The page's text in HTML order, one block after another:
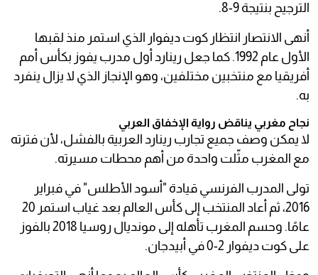
الترجيح بنتيجة 9-8.
أنهى الانتصار انتظار كوت ديفوار الذي استمر منذ لقبها
الأول عام 1992. كما جعل رينارد أول مدرب يفوز بكأس أمم
أفريقيا مع منتخبين مختلفين، وهو الإنجاز الذي لا يزال ينفرد
به.
نجاح مغربي يناقض رواية الإخفاق العربي
لا يمكن وصف جميع تجارب رينارد العربية بالفشل، لأن فترته
مع المغرب مثّلت واحدة من أهم محطات مسيرته.
تولى المدرب الفرنسي قيادة "أسود الأطلس" في فبراير
2016، ثم أعاد المنتخب إلى كأس العالم بعد غياب استمر 20
عامًا. وحسم المغرب تأهله إلى مونديال روسيا 2018 بالفوز
على كوت ديفوار 2-0 في أبيدجان.